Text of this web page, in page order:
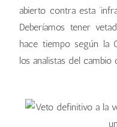
abierto contra esta
Deberíamos tener
hace tiempo según la
los analistas del cambio